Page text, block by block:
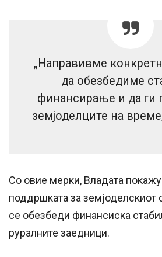
„Направивме
да обезбедиме
финансирање и да ги
земјоделците на
Со овие мерки, Владата
поддршката за земјоделскиот
се обезбеди финансиска
руралните заедници.